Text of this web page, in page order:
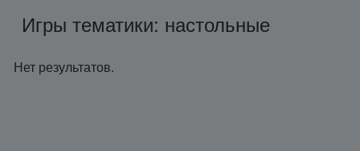
Игры тематики: настольные
Нет результатов.